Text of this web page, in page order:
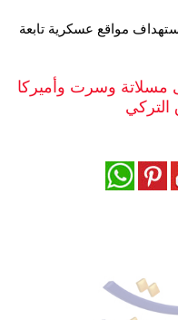
وموسيقى
أزياء
مواقع عسكرية تابعة
مسلاتة وسرت وأميركا
التركي